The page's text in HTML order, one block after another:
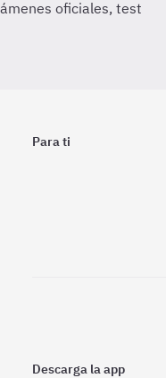
Para ti
Descarga la app